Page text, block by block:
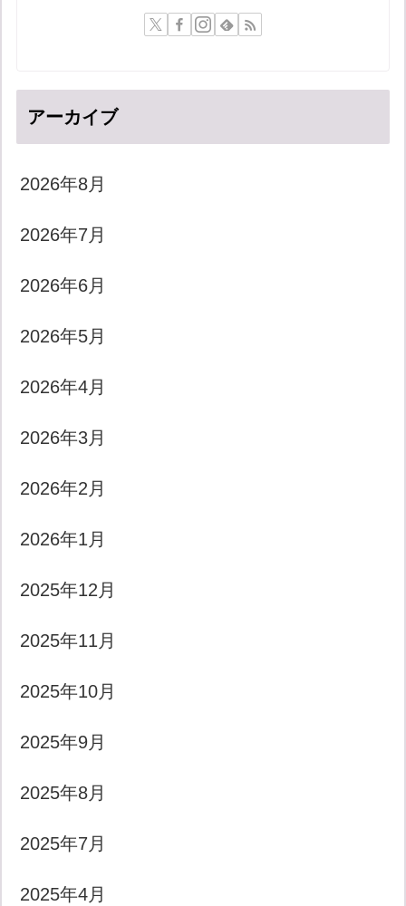
アーカイブ
2026年8月
2026年7月
2026年6月
2026年5月
2026年4月
2026年3月
2026年2月
2026年1月
2025年12月
2025年11月
2025年10月
2025年9月
2025年8月
2025年7月
2025年4月